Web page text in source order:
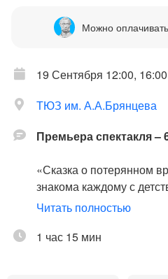
Можно
19 Сентября 12:00, 16:00
ТЮЗ им. А.А.Брянцева
Премьера спектакля –
«Сказка о потерянном
знакома каждому с
история о мальчике
истине: ценить нужно
Читать полностью
1 час 15 мин